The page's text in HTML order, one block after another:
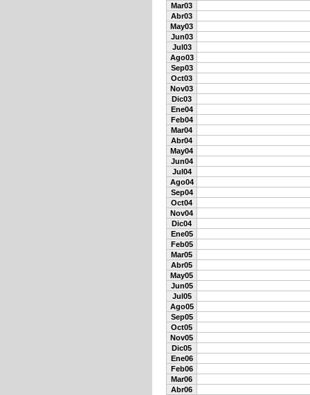
Mar03
Abr03
May03
Jun03
Jul03
Ago03
Sep03
Oct03
Nov03
Dic03
Ene04
Feb04
Mar04
Abr04
May04
Jun04
Jul04
Ago04
Sep04
Oct04
Nov04
Dic04
Ene05
Feb05
Mar05
Abr05
May05
Jun05
Jul05
Ago05
Sep05
Oct05
Nov05
Dic05
Ene06
Feb06
Mar06
Abr06